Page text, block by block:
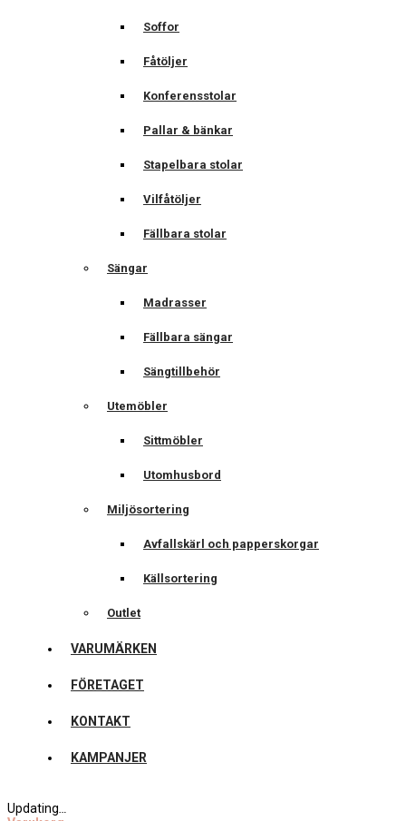
Soffor
Fåtöljer
Konferensstolar
Pallar & bänkar
Stapelbara stolar
Vilfåtöljer
Fällbara stolar
Sängar
Madrasser
Fällbara sängar
Sängtillbehör
Utemöbler
Sittmöbler
Utomhusbord
Miljösortering
Avfallskärl och papperskorgar
Källsortering
Outlet
VARUMÄRKEN
FÖRETAGET
KONTAKT
KAMPANJER
Updating